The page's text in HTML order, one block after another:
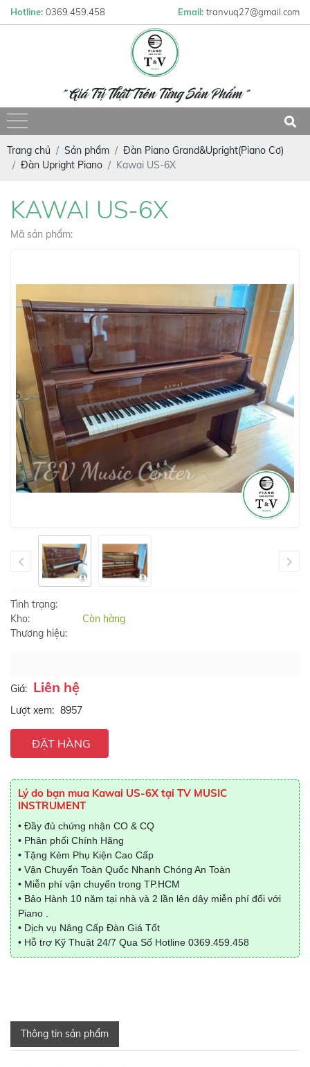
Hotline: 0369.459.458 Email: tranvuq27@gmail.com
" Giá Trị Thật Trên Từng Sản Phẩm "
Trang chủ Sản phẩm
Đàn Piano Grand&Upright(Piano Cơ)
Đàn Upright Piano
Kawai US-6X
KAWAI US-6X
Mã sản phẩm:
Tình trạng:
Kho:
Còn hàng
Thương hiệu:
Giá: Liên hệ
Lượt xem: 8957
ĐẶT HÀNG
Lý do bạn mua Kawai US-6X tại TV MUSIC
INSTRUMENT
• Đầy đủ chứng nhận CO & CQ
• Phân phối Chính Hãng
• Tặng Kèm Phụ Kiện Cao Cấp
• Vận Chuyển Toàn Quốc Nhanh Chóng An Toàn
• Miễn phí vận chuyển trong TP.HCM
• Bảo Hành 10 năm tại nhà và 2 lần lên dây miễn phí đối với
Piano .
• Dịch vụ Nâng Cấp Đàn Giá Tốt
• Hỗ trợ Kỹ Thuật 24/7 Qua Số Hotline 0369.459.458
Thông tin sản phẩm